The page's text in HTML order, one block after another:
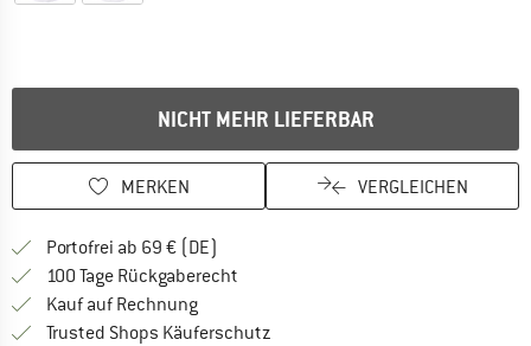
NICHT MEHR LIEFERBAR
MERKEN VERGLEICHEN
Portofrei ab 69 € (DE)
100 Tage Rückgaberecht
Kauf auf RechnungFinde die Zahlungs-Infos hier! Öffnet
Trusted Shops Käuferschutz